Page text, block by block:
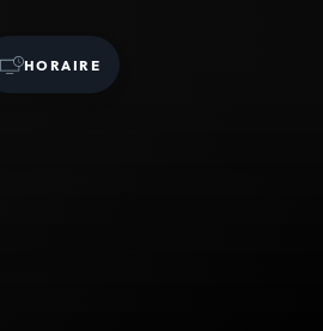
HORAIRE